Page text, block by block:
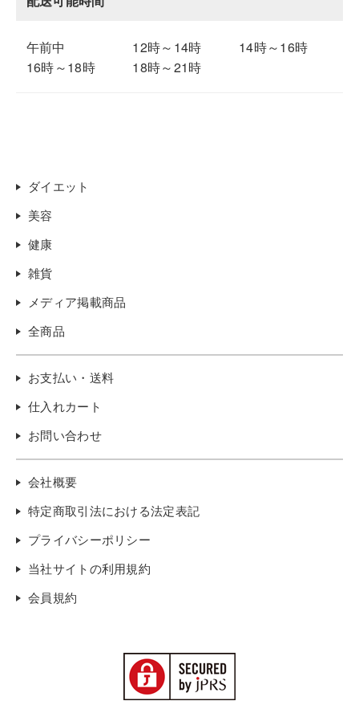
午前中 12時～14時
14時～16時
16時～18時
18時～21時
ダイエット
美容
健康
雑貨
メディア掲載商品
全商品
お支払い・送料
仕入れカート
お問い合わせ
会社概要
特定商取引法における法定表記
プライバシーポリシー
当社サイトの利用規約
会員規約